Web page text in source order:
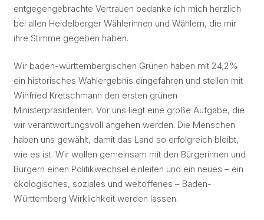
entgegengebrachte Vertrauen bedanke ich mich herzlich
bei allen Heidelberger Wählerinnen und Wählern, die mir
ihre Stimme gegeben haben.
Wir baden-württembergischen Grünen haben mit 24,2%
ein historisches Wahlergebnis eingefahren und stellen mit
Winfried Kretschmann den ersten grünen
Ministerpräsidenten. Vor uns liegt eine große Aufgabe, die
wir verantwortungsvoll angehen werden. Die Menschen
haben uns gewählt, damit das Land so erfolgreich bleibt,
wie es ist. Wir wollen gemeinsam mit den Bürgerinnen und
Bürgern einen Politikwechsel einleiten und ein neues – ein
ökologisches, soziales und weltoffenes – Baden-
Württemberg Wirklichkeit werden lassen.